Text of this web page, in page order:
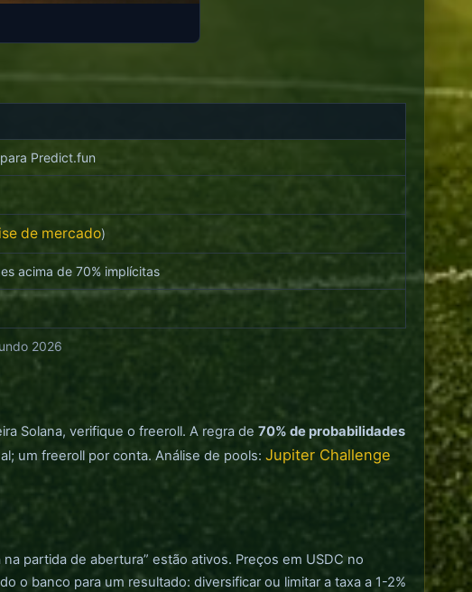
2026
Predict.fun
de mercado)
acima de 70% implícitas
Solana, verifique o freeroll. A regra de 70% de probabilidades
um freeroll por conta. Análise de pools: Jupiter Challenge
partida de abertura” estão ativos. Preços em USDC no
o banco para um resultado: diversificar ou limitar a taxa a 1-2%